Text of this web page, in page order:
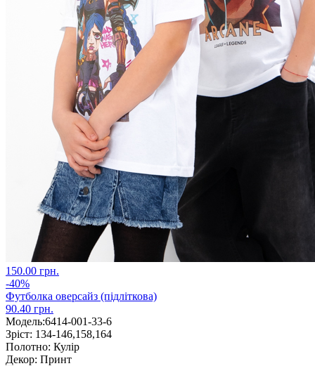
150.00 грн.
-40%
Футболка оверсайз (підліткова)
90.40 грн.
Модель:6414-001-33-6
Зріст: 134-146,158,164
Полотно: Кулір
Декор: Принт